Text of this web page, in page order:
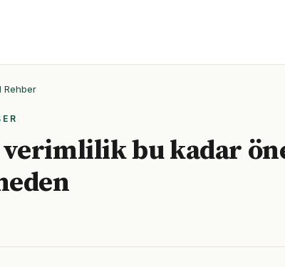
Rehber
verimlilik bu kadar